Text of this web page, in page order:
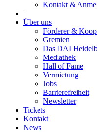
Kontakt &
|
Über uns
Förderer &
Gremien
Das DAI
Mediathek
Hall of Fame
Vermietung
Jobs
Barrierefreiheit
Newsletter
Tickets
Kontakt
News